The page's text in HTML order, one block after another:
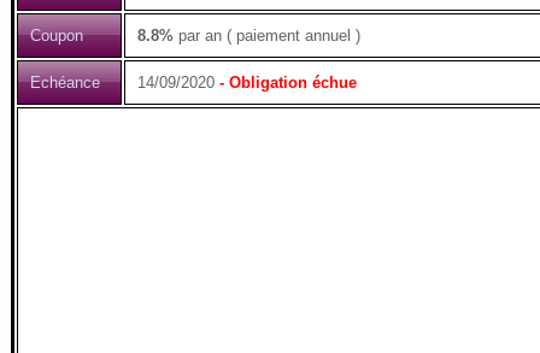
Coupon 8.8% par an ( paiement annuel )
Echéance 14/09/2020 - Obligation échue